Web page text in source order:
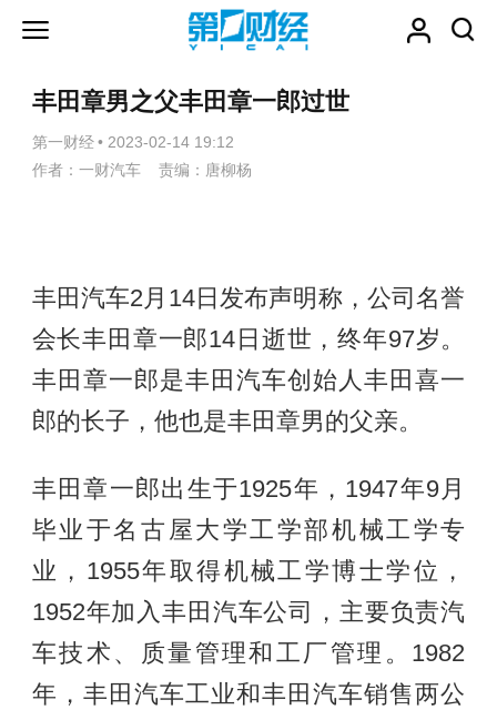
丰田章男之父丰田章一郎过世
第一财经 • 2023-02-14 19:12
作者：一财汽车 责编：唐柳杨
丰田汽车2月14日发布声明称，公司名誉
会长丰田章一郎14日逝世，终年97岁。
丰田章一郎是丰田汽车创始人丰田喜一
郎的长子，他也是丰田章男的父亲。
丰田章一郎出生于1925年，1947年9月
毕业于名古屋大学工学部机械工学专
业，1955年取得机械工学博士学位，
1952年加入丰田汽车公司，主要负责汽
车技术、质量管理和工厂管理。1982
年，丰田汽车工业和丰田汽车销售两公